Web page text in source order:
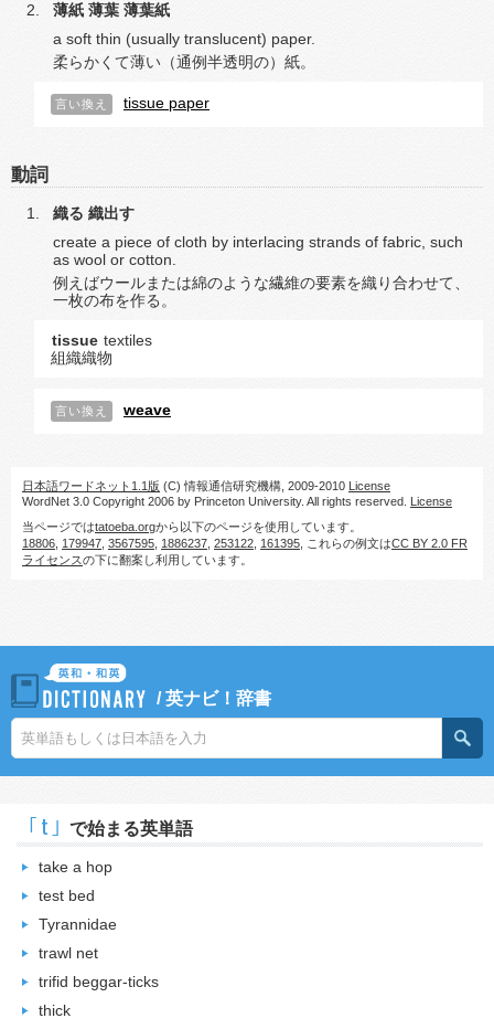
薄紙 薄葉 薄葉紙
a soft thin (usually translucent) paper.
柔らかくて薄い（通例半透明の）紙。
言い換え tissue paper
動詞
織る 織出す
create a piece of cloth by interlacing strands of fabric, such
as wool or cotton.
例えばウールまたは綿のような繊維の要素を織り合わせて、
一枚の布を作る。
tissue textiles
組織織物
言い換え weave
日本語ワードネット1.1版 (C) 情報通信研究機構, 2009-2010 License
WordNet 3.0 Copyright 2006 by Princeton University. All rights reserved. License
当ページではtatoeba.orgから以下のページを使用しています。
18806 179947 3567595 1886237 253122 161395 , これらの例文はCC BY 2.0 FR
ライセンスの下に翻案し利用しています。
/英ナビ！辞書
｢t｣ で始まる英単語
take a hop
test bed
Tyrannidae
trawl net
trifid beggar-ticks
thick